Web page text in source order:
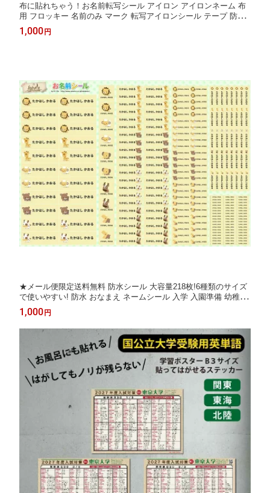
布に貼れちゃう！お名前転写シール アイロン アイロンネーム 布
用 フロッキー 名前のみ マーク 転写アイロンシール テープ 防水
おなまえシール 入学 入園 幼稚園 保育園 名入れ プレゼント 入学
祝い 入学準備 キッズ 洗濯機OK 衣服 服 生地
1,000円
★メール便限定送料無料 防水シール 大容量218枚!6種類のサイズ
で使いやすい! 防水 おなまえ ネームシール 入学 入園準備 幼稚園
名入れ プレゼント 入学祝い 入学準備 算数セット 水筒 遠足 食洗
機・電子レンジOK
1,000円